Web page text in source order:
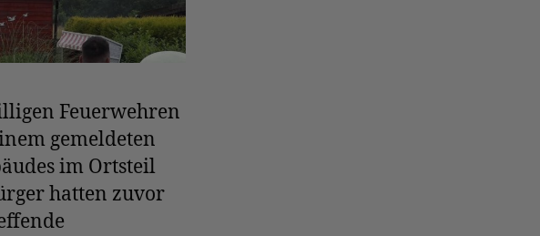
Feuerwehren
gemeldeten
im Ortsteil
hatten zuvor